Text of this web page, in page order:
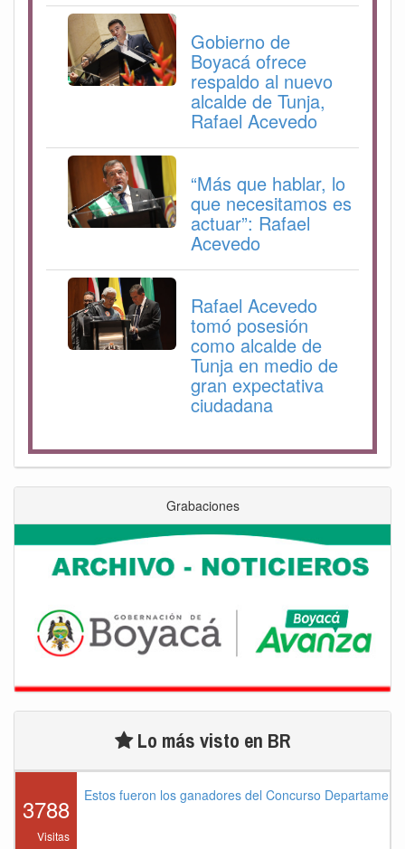
Gobierno de
Boyacá ofrece
respaldo al nuevo
alcalde de Tunja,
Rafael Acevedo
“Más que hablar, lo
que necesitamos es
actuar”: Rafael
Acevedo
Rafael Acevedo
tomó posesión
como alcalde de
Tunja en medio de
gran expectativa
ciudadana
Grabaciones
Lo más visto en BR
3788
Visitas
Estos fueron los ganadores del Concurso